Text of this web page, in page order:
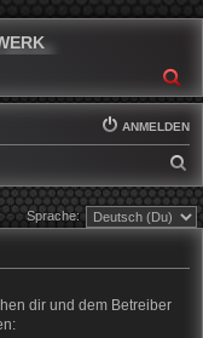
ANMELDEN
U
C
Sprache:
dir und dem Betreiber